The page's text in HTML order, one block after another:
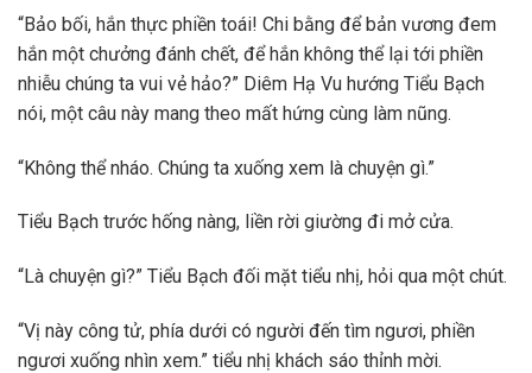
“Bảo bối, hắn thực phiền toái! Chi bằng để bản vương đem
hắn một chưởng đánh chết, để hắn không thể lại tới phiền
nhiễu chúng ta vui vẻ hảo?” Diêm Hạ Vu hướng Tiểu Bạch
nói, một câu này mang theo mất hứng cùng làm nũng.
“Không thể nháo. Chúng ta xuống xem là chuyện gì.”
Tiểu Bạch trước hống nàng, liền rời giường đi mở cửa.
“Là chuyện gì?” Tiểu Bạch đối mặt tiểu nhị, hỏi qua một chút.
“Vị này công tử, phía dưới có người đến tìm ngươi, phiền
ngươi xuống nhìn xem.” tiểu nhị khách sáo thỉnh mời.